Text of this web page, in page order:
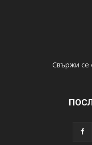
Свържи се